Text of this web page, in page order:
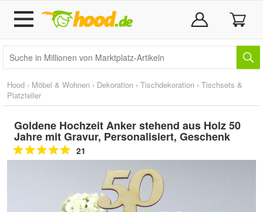
Hood › Möbel & Wohnen › Dekoration › Tischdekoration › Tischsets &
Platzteller
Goldene Hochzeit Anker stehend aus Holz 50
Jahre mit Gravur, Personalisiert, Geschenk
21